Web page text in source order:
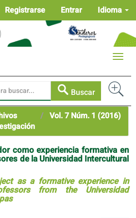
Idioma
Registrarse Entrar
Buscar
Toggle
Vol. 7 Núm. 1 (2016)
como experiencia formativa en
de la Universidad Intercultural
as a formative experience in
from the Universidad